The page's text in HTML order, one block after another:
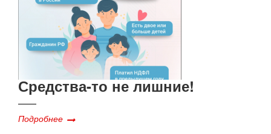
Средства-то не лишние!
Подробнее